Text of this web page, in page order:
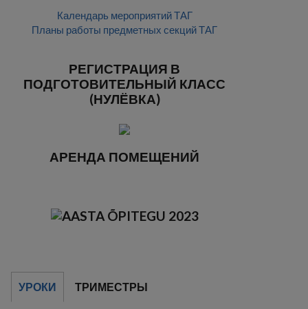
Календарь мероприятий ТАГ
Планы работы предметных секций ТАГ
РЕГИСТРАЦИЯ В
ПОДГОТОВИТЕЛЬНЫЙ КЛАСС
(НУЛЁВКА)
АРЕНДА ПОМЕЩЕНИЙ
УРОКИ ТРИМЕСТРЫ